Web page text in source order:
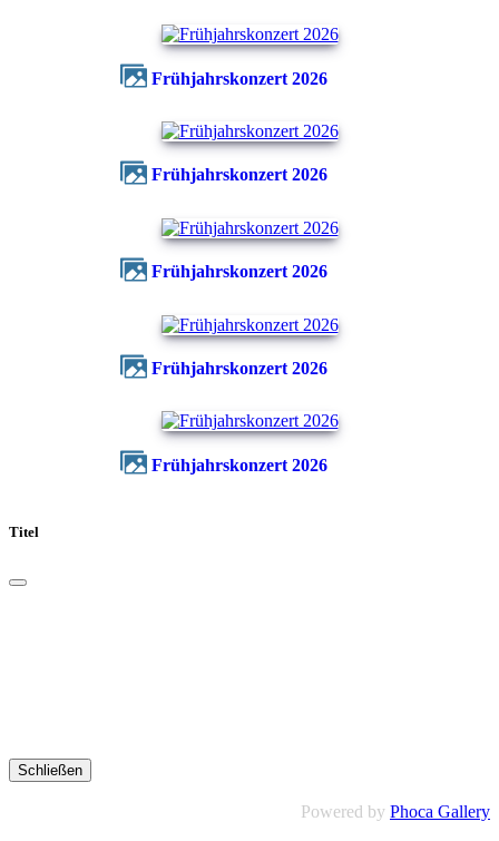
Frühjahrskonzert 2026
Frühjahrskonzert 2026
Frühjahrskonzert 2026
Frühjahrskonzert 2026
Frühjahrskonzert 2026
Titel
Schließen
Powered by Phoca Gallery